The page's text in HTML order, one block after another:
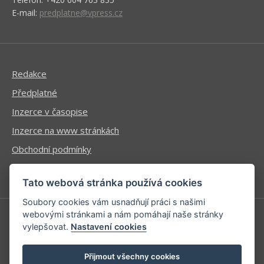
E-mail: predplatne@vpress.cz
Redakce
Předplatné
Inzerce v časopise
Inzerce na www stránkách
Obchodní podmínky
Ochrana osobních údajů
Příhlášení | Registrace
Kontaktní informace
Tato webová stránka používá cookies
Soubory cookies vám usnadňují práci s našimi
webovými stránkami a nám pomáhají naše stránky
vylepšovat. Nastavení cookies
Přijmout všechny cookies